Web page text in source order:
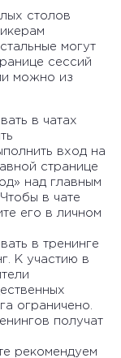
столов
могут
сессий
можно из
в чатах
вход на
странице
над главным
в чате
его в личном
в тренинге
К участию в
ограничено.
получат
рекомендуем